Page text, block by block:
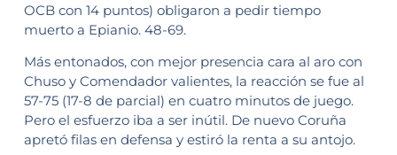
OCB con 14 puntos) obligaron a pedir tiempo
muerto a Epianio. 48-69.
Más entonados, con mejor presencia cara al aro con
Chuso y Comendador valientes, la reacción se fue al
57-75 (17-8 de parcial) en cuatro minutos de juego.
Pero el esfuerzo iba a ser inútil. De nuevo Coruña
apretó filas en defensa y estiró la renta a su antojo.